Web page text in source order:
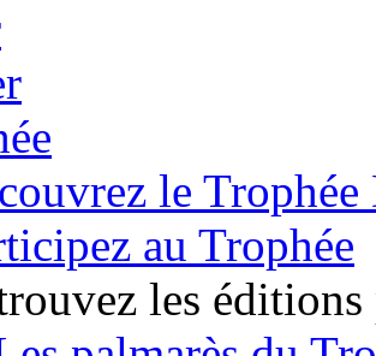
le
au Trophée
les éditions